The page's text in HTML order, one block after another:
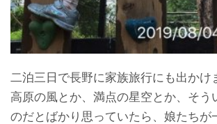
二泊三日で長野に家族旅行にも出かけ
高原の風とか、満点の星空とか、そう
のだとばかり思っていたら、娘たちが